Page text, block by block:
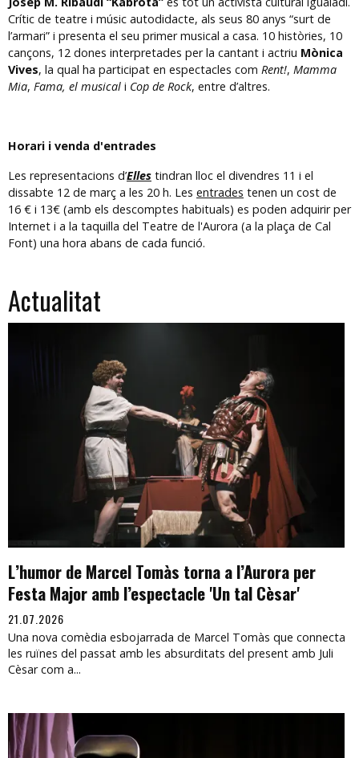
Crític de teatre i músic autodidacte, als seus 80 anys “surt de
l’armari” i presenta el seu primer musical a casa. 10 històries, 10
cançons, 12 dones interpretades per la cantant i actriu Mònica
Vives, la qual ha participat en espectacles com Rent!, Mamma
Mia, Fama, el musical i Cop de Rock, entre d’altres.
Horari i venda d'entrades
Les representacions d’Elles tindran lloc el divendres 11 i el
dissabte 12 de març a les 20 h. Les entrades tenen un cost de
16 € i 13€ (amb els descomptes habituals) es poden adquirir per
Internet i a la taquilla del Teatre de l'Aurora (a la plaça de Cal
Font) una hora abans de cada funció.
Actualitat
L’humor de Marcel Tomàs torna a l’Aurora per
Festa Major amb l’espectacle 'Un tal Cèsar'
21.07.2026
Una nova comèdia esbojarrada de Marcel Tomàs que connecta
les ruïnes del passat amb les absurditats del present amb Juli
Cèsar com a...